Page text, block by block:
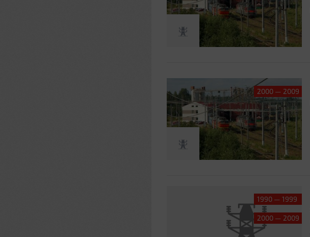
2000 — 2009
1990 — 1999
2000 — 2009